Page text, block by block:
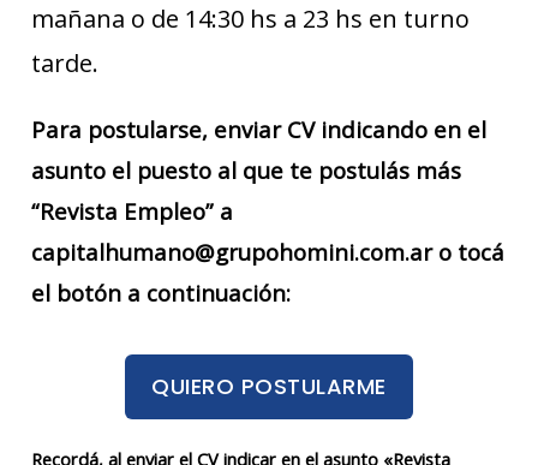
mañana o de 14:30 hs a 23 hs en turno
tarde.
Para postularse, enviar CV indicando en el
asunto el puesto al que te postulás más
“Revista Empleo” a
capitalhumano@grupohomini.com.ar o tocá
el botón a continuación:
QUIERO POSTULARME
Recordá, al enviar el CV indicar en el asunto «Revista